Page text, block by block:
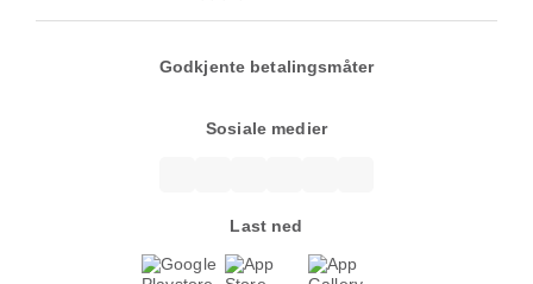
Godkjente betalingsmåter
Sosiale medier
Last ned